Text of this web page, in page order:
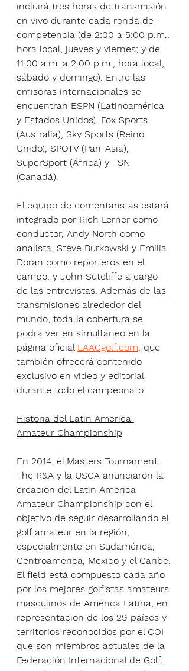
incluirá tres horas de transmisión
en vivo durante cada ronda de
competencia (de 2:00 a 5:00 p.m.,
hora local, jueves y viernes; y de
11:00 a.m. a 2:00 p.m., hora local,
sábado y domingo). Entre las
emisoras internacionales se
encuentran ESPN (Latinoamérica
y Estados Unidos), Fox Sports
(Australia), Sky Sports (Reino
Unido), SPOTV (Pan-Asia),
SuperSport (África) y TSN
(Canadá).
El equipo de comentaristas estará
integrado por Rich Lerner como
conductor, Andy North como
analista, Steve Burkowski y Emilia
Doran como reporteros en el
campo, y John Sutcliffe a cargo
de las entrevistas. Además de las
transmisiones alrededor del
mundo, toda la cobertura se
podrá ver en simultáneo en la
página oficial LAACgolf.com, que
también ofrecerá contenido
exclusivo en video y editorial
durante todo el campeonato.
Historia del Latin America
Amateur Championship
En 2014, el Masters Tournament,
The R&A y la USGA anunciaron la
creación del Latin America
Amateur Championship con el
objetivo de seguir desarrollando el
golf amateur en la región,
especialmente en Sudamérica,
Centroamérica, México y el Caribe.
El field está compuesto cada año
por los mejores golfistas amateurs
masculinos de América Latina, en
representación de los 29 países y
territorios reconocidos por el COI
que son miembros actuales de la
Federación Internacional de Golf.